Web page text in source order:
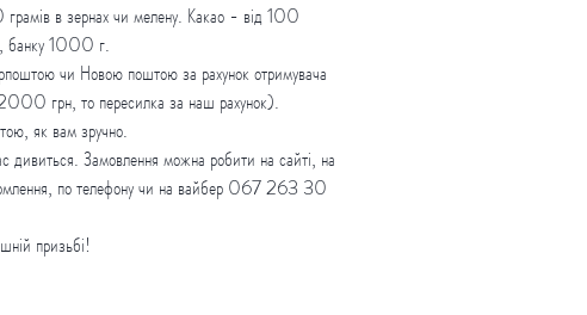
в зернах чи мелену. Какао - від 100
банку 1000 г.
чи Новою поштою за рахунок отримувача
грн, то пересилка за наш рахунок).
як вам зручно.
дивиться. Замовлення можна робити на сайті, на
по телефону чи на вайбер 067 263 30
призьбі!